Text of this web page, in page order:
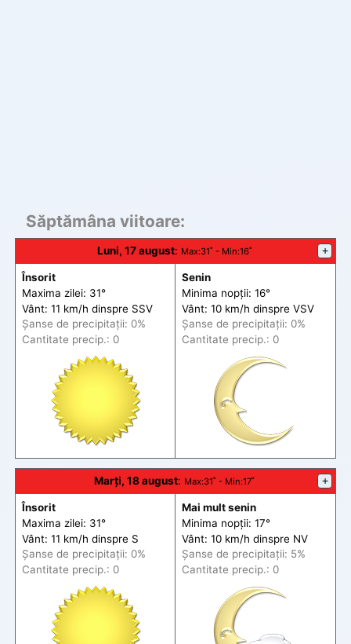
Săptămâna viitoare:
Luni, 17 august: Max:31˚ - Min:16˚ +
Însorit
Maxima zilei: 31°
Vânt: 11 km/h dinspre SSV
Șanse de precipitații: 0%
Cantitate precip.: 0
Senin
Minima nopții: 16°
Vânt: 10 km/h dinspre VSV
Șanse de precipitații: 0%
Cantitate precip.: 0
Marți, 18 august: Max:31˚ - Min:17˚ +
Însorit
Maxima zilei: 31°
Vânt: 11 km/h dinspre S
Șanse de precipitații: 0%
Cantitate precip.: 0
Mai mult senin
Minima nopții: 17°
Vânt: 10 km/h dinspre NV
Șanse de precipitații: 5%
Cantitate precip.: 0